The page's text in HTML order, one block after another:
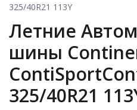
325/40R21 113Y
Летние
шины
325/40R21